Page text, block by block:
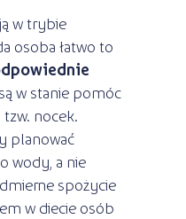
w trybie
osoba łatwo to
są w stanie pomóc
nocek.
planować
wody, a nie
spożycie
w diecie osób